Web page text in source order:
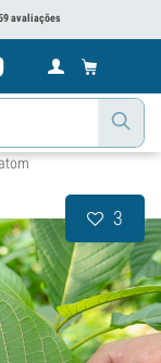
avaliações
3